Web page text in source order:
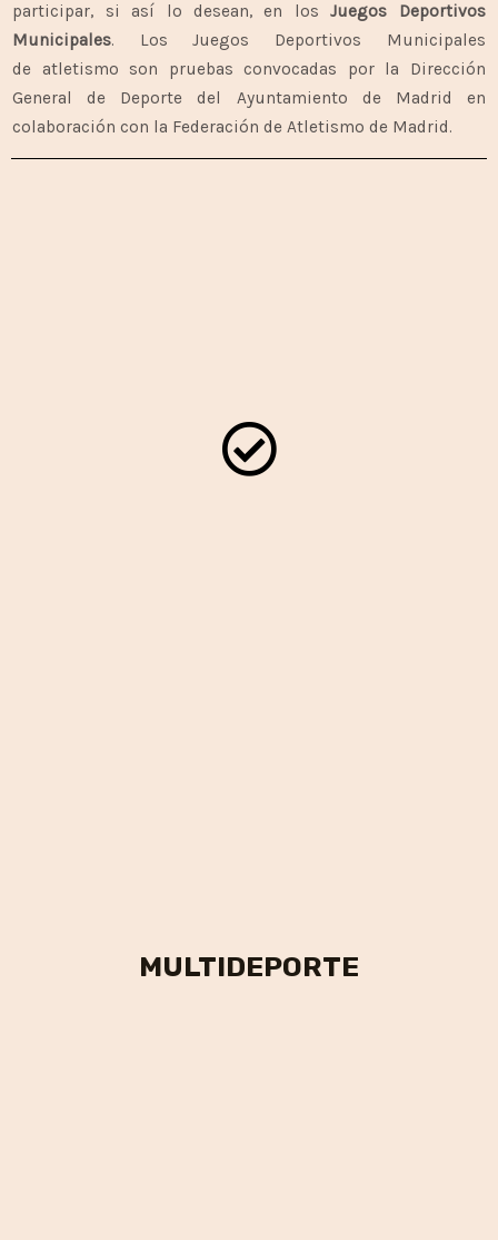
participar, si así lo desean, en losJuegos Deportivos
Municipales. Los Juegos Deportivos Municipales
de atletismo son pruebas convocadas por la Dirección
General de Deporte del Ayuntamiento de Madrid en
colaboración con la Federación de Atletismo de Madrid.
MULTIDEPORTE